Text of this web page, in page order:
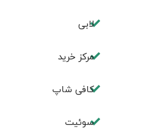
لابی
مرکز خرید
کافی شاپ
سوئیت